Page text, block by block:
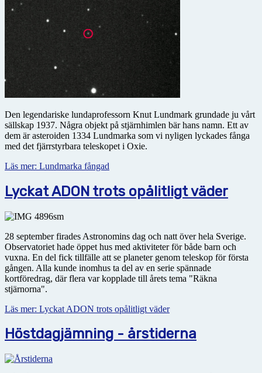
Den legendariske lundaprofessorn Knut Lundmark grundade ju vårt
sällskap 1937. Några objekt på stjärnhimlen bär hans namn. Ett av
dem är asteroiden 1334 Lundmarka som vi nyligen lyckades fånga
med det fjärrstyrbara teleskopet i Oxie.
Läs mer: Lundmarka fångad
Lyckat ADON trots opålitligt väder
28 september firades Astronomins dag och natt över hela Sverige.
Observatoriet hade öppet hus med aktiviteter för både barn och
vuxna. En del fick tillfälle att se planeter genom teleskop för första
gången. Alla kunde inomhus ta del av en serie spännade
kortföredrag, där flera var kopplade till årets tema "Räkna
stjärnorna".
Läs mer: Lyckat ADON trots opålitligt väder
Höstdagjämning - årstiderna